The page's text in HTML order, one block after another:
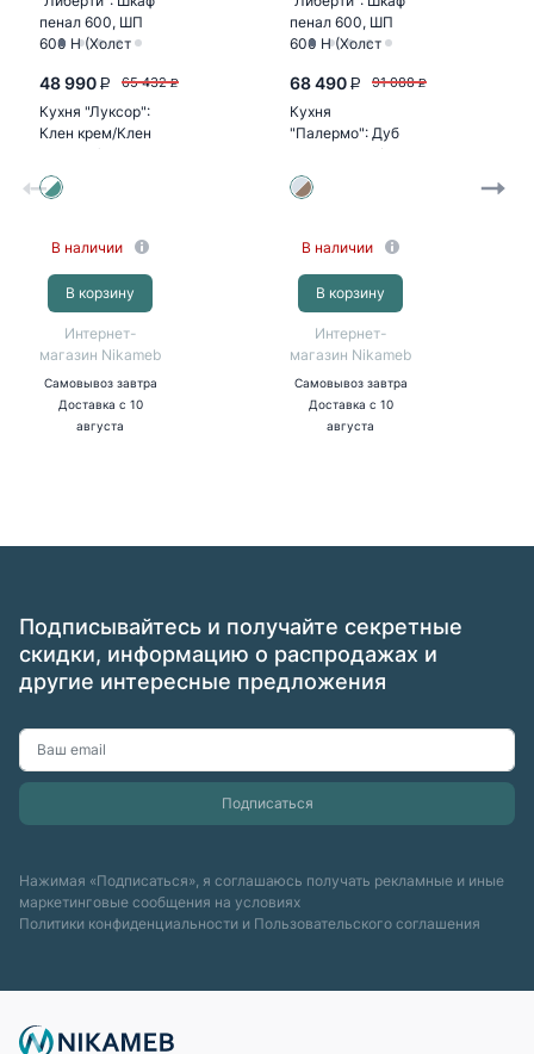
48 990 P 65 432 P
Кухня "Луксор":
Клен крем/Клен
бирюза (корпус
белый)
В наличии
В корзину
Интернет-
магазин Nikameb
Самовывоз завтра
Доставка с 10
августа
68 490 P 91 088 P
Кухня
"Палермо": Дуб
остин серый/Дуб
остин беж
(корпус дуб...
В наличии
В корзину
Интернет-
магазин Nikameb
Самовывоз завтра
Доставка с 10
августа
Подписывайтесь и получайте секретные
скидки, информацию о распродажах и
другие интересные предложения
Нажимая «Подписаться», я соглашаюсь получать рекламные и иные
маркетинговые сообщения на условиях
Политики конфиденциальности и Пользовательского соглашения